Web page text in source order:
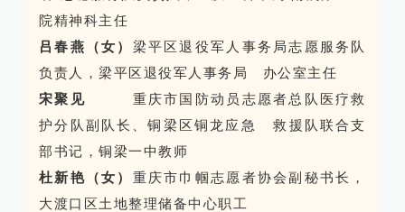
院精神科主任
吕春燕（女） 梁平区退役军人事务局志愿服务队
负责人，梁平区退役军人事务局 办公室主任
宋聚见 重庆市国防动员志愿者总队医疗救
护分队副队长、铜梁区铜龙应急 救援队联合支
部书记，铜梁一中教师
杜新艳（女） 重庆市巾帼志愿者协会副秘书长，
大渡口区土地整理储备中心职工